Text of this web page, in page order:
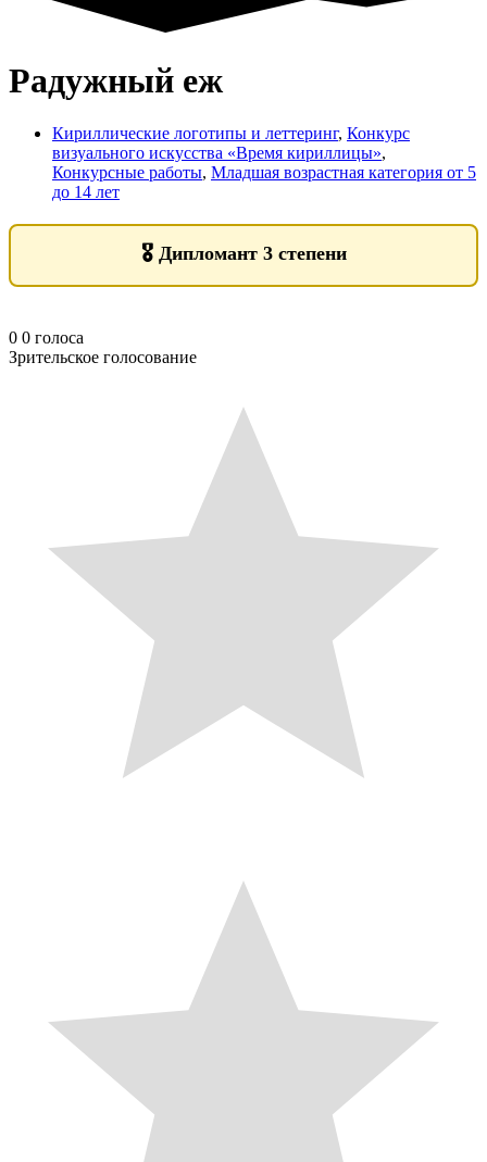
Радужный еж
Кириллические логотипы и леттеринг, Конкурс
визуального искусства «Время кириллицы»,
Конкурсные работы, Младшая возрастная категория от 5
до 14 лет
🎖️ Дипломант 3 степени
0 0 голоса
Зрительское голосование